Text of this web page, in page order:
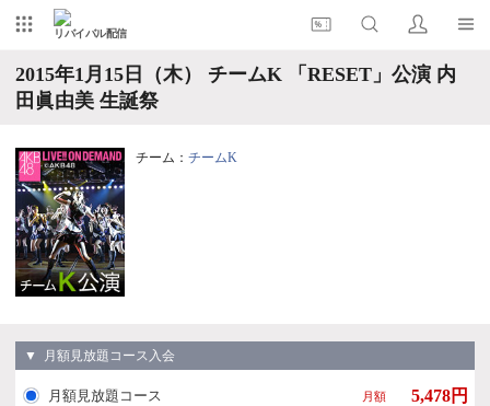
リバイバル配信
2015年1月15日（木） チームK 「RESET」公演 内
田眞由美 生誕祭
チーム： チームK
▼ 月額見放題コース入会
月額見放題コース 月額 5,478円